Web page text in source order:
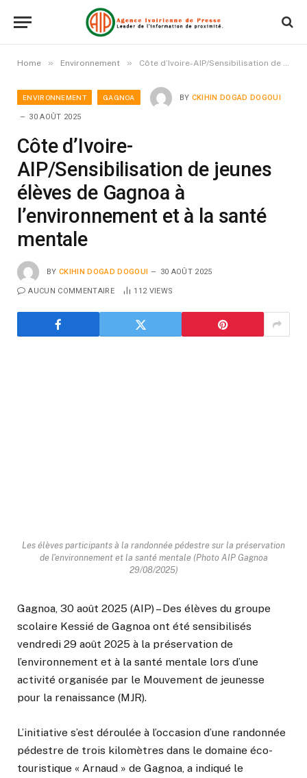
Home » Environnement » Côte d’Ivoire-AIP/Sensibilisation de jeunes élèves de Gagnoa à l’environnement et à la santé mentale
ENVIRONNEMENT GAGNOA BY CKIHIN DOGAD DOGOUI
30 AOÛT 2025
Côte d’Ivoire-
AIP/Sensibilisation de jeunes
élèves de Gagnoa à
l’environnement et à la santé
mentale
BY CKIHIN DOGAD DOGOUI 30 AOÛT 2025
AUCUN COMMENTAIRE 112 VIEWS
Les élèves participants à la randonnée pédestre sur la préservation
de l'environnement et la santé mentale (Photo AIP Gagnoa
29/08/2025)
Gagnoa, 30 août 2025 (AIP) – Des élèves du groupe
scolaire Kessié de Gagnoa ont été sensibilisés
vendredi 29 août 2025 à la préservation de
l’environnement et à la santé mentale lors d’une
activité organisée par le Mouvement de jeunesse
pour la renaissance (MJR).
L’initiative s’est déroulée à l’occasion d’une randonnée
pédestre de trois kilomètres dans le domaine éco-
touristique « Arnaud » de Gagnoa, a indiqué le